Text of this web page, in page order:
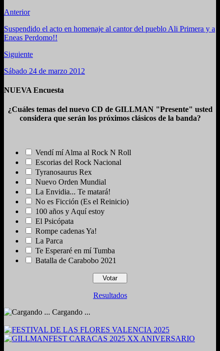
Anterior
Suspendido el acto en homenaje al cantor del pueblo Ali Primera y a
Eneas Perdomo!!
Siguiente
Sábado 24 de marzo 2012
NUEVA Encuesta
¿Cuáles temas del nuevo CD de GILLMAN "Presente" usted
considera que serán los próximos clásicos de la banda?
Vendí mí Alma al Rock N Roll
Escorias del Rock Nacional
Tyranosaurus Rex
Nuevo Orden Mundial
La Envidia... Te matará!
No es Ficción (Es el Reinicio)
100 años y Aquí estoy
El Psicópata
Rompe cadenas Ya!
La Parca
Te Esperaré en mí Tumba
Batalla de Carabobo 2021
Resultados
Cargando ...